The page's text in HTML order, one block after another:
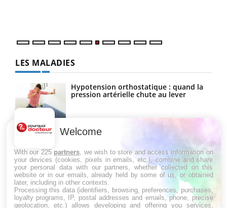
LES MALADIES
Hypotension orthostatique : quand la
pression artérielle chute au lever
Drépanocytose : une déformation des
globules rouges aux conséquences
Maladie de Charcot (Sclérose latérale
amyotrophique)
Welcome
With our 225 partners , we wish to store and access information on
your devices (cookies, pixels in emails, etc.), combine and share
your personal data with our partners, whether collected on this
website or in our emails, already held by some of us, or obtained
later, including in other contexts.
Processing this data (identifiers, browsing, preferences, purchases,
loyalty programs, IP, postal addresses and emails, phone, precise
geolocation, etc.) allows developing and offering you services,